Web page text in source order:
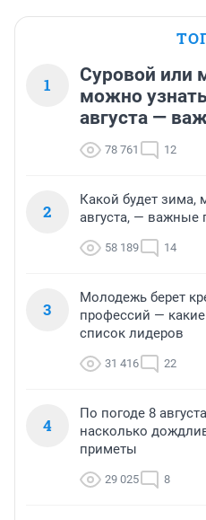
1
Суровой или
можно
августа —
78 761 12
2
Какой будет зима,
августа, — важные
58 189 14
3
Молодежь берет
профессий —
список лидеров
31 416 22
4
По погоде 8
насколько
приметы
29 025 8